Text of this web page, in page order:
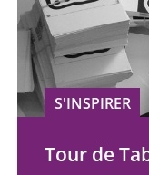
S'INSPIRER
Tour de